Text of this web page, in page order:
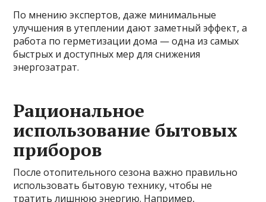
По мнению экспертов, даже минимальные
улучшения в утеплении дают заметный эффект, а
работа по герметизации дома — одна из самых
быстрых и доступных мер для снижения
энергозатрат.
Рациональное
использование бытовых
приборов
После отопительного сезона важно правильно
использовать бытовую технику, чтобы не
тратить лишнюю энергию. Например,